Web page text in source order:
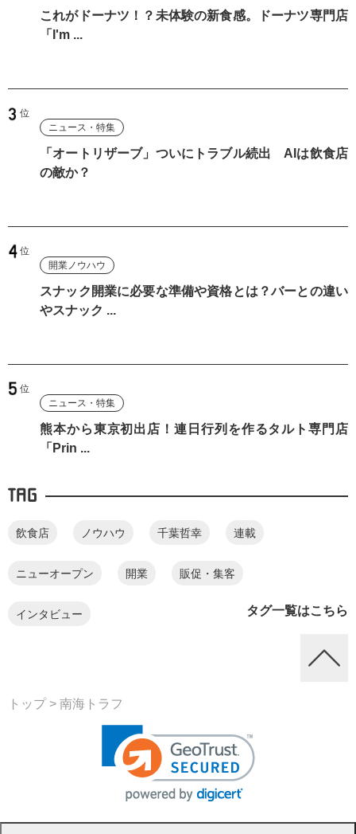
これがドーナツ！？未体験の新食感。ドーナツ専門店
「I'm ...
ニュース・特集
「オートリザーブ」ついにトラブル続出 AIは飲食店
の敵か？
開業ノウハウ
スナック開業に必要な準備や資格とは？バーとの違い
やスナック ...
ニュース・特集
熊本から東京初出店！連日行列を作るタルト専門店
「Prin ...
TAG
飲食店 ノウハウ 千葉哲幸 連載
ニューオープン 開業 販促・集客
インタビュー タグ一覧はこちら
トップ> 南海トラフ